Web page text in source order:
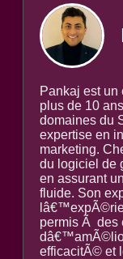
Pankaj est un
plus de 10
domaines du
expertise en
marketing.
du logiciel de
en assurant
fluide. Son
permis Ã des
efficacitÃ© et